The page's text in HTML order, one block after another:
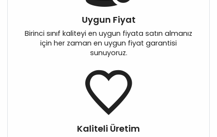
Uygun Fiyat
Birinci sınıf kaliteyi en uygun fiyata satın almanız
için her zaman en uygun fiyat garantisi
sunuyoruz.
Kaliteli Üretim